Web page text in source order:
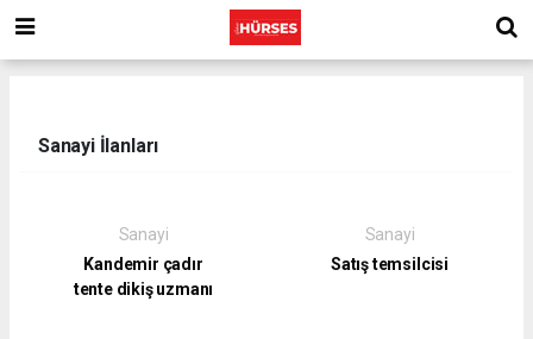
Sanayi İlanları
Sanayi
Kandemir çadır
tente dikiş uzmanı
Sanayi
Satış temsilcisi